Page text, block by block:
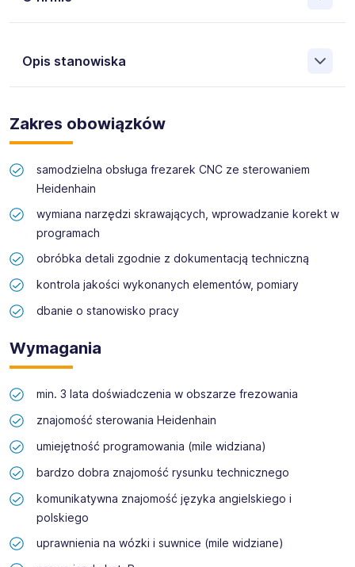
Baltix.se – Agencja Zatrudnienia nr 22373
- specjalizuje
wykwalifikowanych pracowników z Polski.
Obecnie do pracy na terenie Szwecji poszukujemy osób
Opis stanowiska
Zakres obowiązków
samodzielna obsługa frezarek CNC ze sterowaniem
Heidenhain
wymiana narzędzi skrawających, wprowadzanie korekt w
programach
obróbka detali zgodnie z dokumentacją techniczną
kontrola jakości wykonanych elementów, pomiary
dbanie o stanowisko pracy
Wymagania
min. 3 lata doświadczenia w obszarze frezowania
znajomość sterowania Heidenhain
umiejętność programowania (mile widziana)
bardzo dobra znajomość rysunku technicznego
komunikatywna znajomość języka angielskiego i
polskiego
uprawnienia na wózki i suwnice (mile widziane)